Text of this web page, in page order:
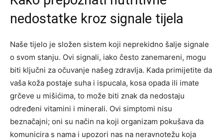
nedostatke kroz signale tijela
Naše tijelo je složen sistem koji neprekidno šalje signale
o svom stanju. Ovi signali, iako često zanemareni, mogu
biti ključni za očuvanje našeg zdravlja. Kada primijetite da
vaša koža postaje suha i ispucala, kosa opada ili imate
grčeve u mišićima, to može biti znak da nedostaju
određeni vitamini i minerali. Ovi simptomi nisu
beznačajni; oni su način na koji organizam pokušava da
komunicira s nama i upozori nas na neravnotežu koja